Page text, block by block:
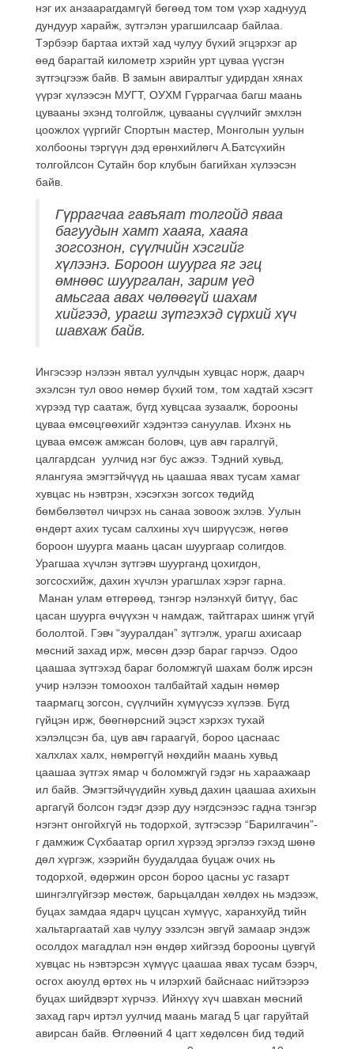
нэг их анзаарагдамгүй бөгөөд том том үхэр хаднууд
дундуур харайж, зүтгэлэн урагшилсаар байлаа.
Тэрбээр бартаа ихтэй хад чулуу бүхий эгцэрхэг ар
өөд барагтай километр хэрийн урт цуваа үүсгэн
зүтгэцгээж байв. В замын авиралтыг удирдан хянах
үүрэг хүлээсэн МУГТ, ОУХМ Гүррагчаа багш маань
цувааны эхэнд толгойлж, цувааны сүүлчийг эмхлэн
цоожлох үүргийг Спортын мастер, Монголын уулын
холбооны тэргүүн дэд ерөнхийлөгч А.Батсүхийн
толгойлсон Сутайн бор клубын багийхан хүлээсэн
байв.
Гүррагчаа гавъяат толгойд яваа
багуудын хамт хааяа, хааяа
зогсознон, сүүлчийн хэсгийг
хүлээнэ. Бороон шуурга яг эгц
өмнөөс шуургалан, зарим үед
амьсгаа авах чөлөөгүй шахам
хийгээд, урагш зүтгэхэд сүрхий хүч
шавхаж байв.
Ингэсээр нэлээн явтал уулчдын хувцас норж, даарч
эхэлсэн тул овоо нөмөр бүхий том, том хадтай хэсэгт
хүрээд түр саатаж, бүгд хувцсаа зузаалж, борооны
цуваа өмсөцгөөхийг хэдэнтээ сануулав. Ихэнх нь
цуваа өмсөж амжсан боловч, цув авч гаралгүй,
цалгардсан уулчид нэг бус ажээ. Тэдний хувьд,
ялангуяа эмэгтэйчүүд нь цаашаа явах тусам хамаг
хувцас нь нэвтрэн, хэсэгхэн зогсох төдийд
бөмбөлзөтөл чичрэх нь санаа зовоож эхлэв. Уулын
өндөрт ахих тусам салхины хүч ширүүсэж, нөгөө
бороон шуурга маань цасан шуургаар солигдов.
Урагшаа хүчлэн зүтгэвч шуурганд цохигдон,
зогсосхийж, дахин хүчлэн урагшлах хэрэг гарна.
Манан улам өтгөрөөд, тэнгэр нэлэнхүй битүү, бас
цасан шуурга өчүүхэн ч намдаж, тайтгарах шинж үгүй
бололтой. Гэвч “зууралдан” зүтгэлж, урагш ахисаар
мөсний захад ирж, мөсөн дээр бараг гарчээ. Одоо
цаашаа зүтгэхэд бараг боломжгүй шахам болж ирсэн
учир нэлээн томоохон талбайтай хадын нөмөр
таармагц зогсон, сүүлчийн хүмүүсээ хүлээв. Бүгд
гүйцэн ирж, бөөгнөрсний эцэст хэрхэх тухай
хэлэлцсэн ба, цув авч гараагүй, бороо цаснаас
халхлах халх, нөмрөггүй нөхдийн маань хувьд
цаашаа зүтгэх ямар ч боломжгүй гэдэг нь хараажаар
ил байв. Эмэгтэйчүүдийн хувьд дахин цаашаа ахихын
аргагүй болсон гэдэг дээр дуу нэгдсэнээс гадна тэнгэр
нэгэнт онгойхгүй нь тодорхой, зүтгэсээр “Барилгачин”-
г дамжиж Сүхбаатар оргил хүрээд эргэлээ гэхэд шөнө
дөл хүргэж, хээрийн буудалдаа буцаж очих нь
тодорхой, өдөржин орсон бороо цасны ус газарт
шингэлгүйгээр мөстөж, барьцалдан хөлдөх нь мэдээж,
буцах замдаа ядарч цуцсан хүмүүс, харанхуйд тийн
хальтаргаатай хав чулуу эзэлсэн эвгүй замаар эндэж
осолдох магадлал нэн өндөр хийгээд борооны цувгүй
хувцас нь нэвтэрсэн хүмүүс цаашаа явах тусам бээрч,
осгох аюулд өртөх нь ч илэрхий байснаас нийтээрээ
буцах шийдвэрт хүрчээ. Ийнхүү хүч шавхан мөсний
захад гарч иртэл уулчид маань магад 5 цаг гаруйтай
авирсан байв. Өглөөний 4 цагт хөдөлсөн бид төдий